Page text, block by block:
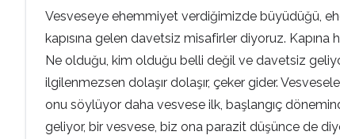
Vesveseye ehemmiyet verdiğimizde büyüdüğü,
kapısına gelen davetsiz misafirler diyoruz. Kapına
Ne olduğu, kim olduğu belli değil ve davetsiz
ilgilenmezsen dolaşır dolaşır, çeker gider.
onu söylüyor daha vesvese ilk, başlangıç
geliyor, bir vesvese, biz ona parazit düşünce de